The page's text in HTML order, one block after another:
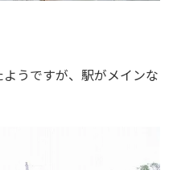
うですが、駅がメインな